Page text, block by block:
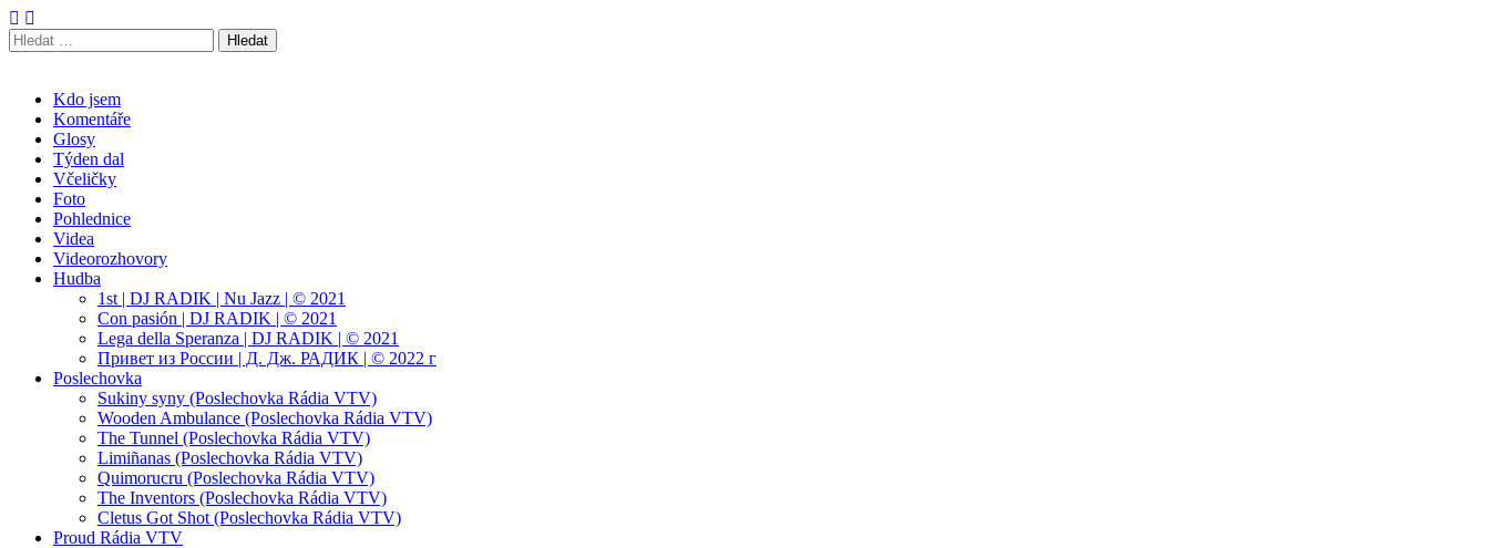
Vyhledávání
Main
menu
Skip
content
Kdo jsem
Komentáře
Glosy
Týden dal
Včeličky
Foto
Pohlednice
Videa
Videorozhovory
Hudba
1st | DJ RADIK | Nu Jazz | © 2021
Con pasión | DJ RADIK | © 2021
Lega della Speranza | DJ RADIK | © 2021
Привет из России | Д. Дж. РАДИК | © 2022 г
Poslechovka
Sukiny syny (Poslechovka Rádia VTV)
Wooden Ambulance (Poslechovka Rádia VTV)
The Tunnel (Poslechovka Rádia VTV)
Limiñanas (Poslechovka Rádia VTV)
Quimorucru (Poslechovka Rádia VTV)
The Inventors (Poslechovka Rádia VTV)
Cletus Got Shot (Poslechovka Rádia VTV)
Proud Rádia VTV